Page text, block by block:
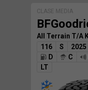
CLASE MEDIA
All Terrain T/A
116
S
2025
D
C
LT